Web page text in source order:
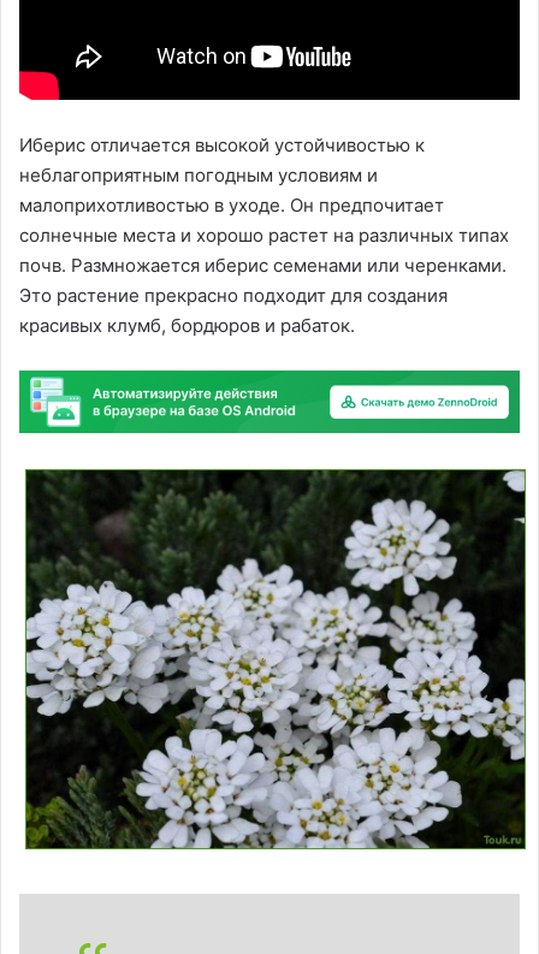
Иберис отличается высокой устойчивостью к
неблагоприятным погодным условиям и
малоприхотливостью в уходе. Он предпочитает
солнечные места и хорошо растет на различных типах
почв. Размножается иберис семенами или черенками.
Это растение прекрасно подходит для создания
красивых клумб, бордюров и рабаток.